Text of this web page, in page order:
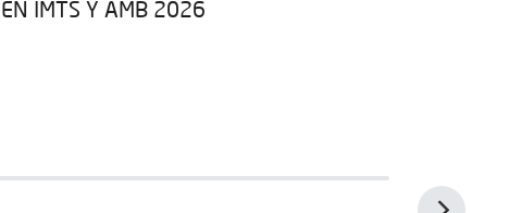
EN IMTS Y AMB 2026